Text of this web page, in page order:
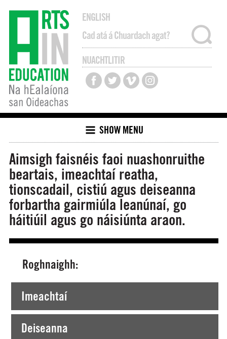
ENGLISH
NUACHTLITIR
SHOW MENU
Aimsigh faisnéis faoi nuashonruithe
beartais, imeachtaí reatha,
tionscadail, cistiú agus deiseanna
forbartha gairmiúla leanúnaí, go
háitiúil agus go náisiúnta araon.
Roghnaighh:
Imeachtaí
Deiseanna
Tá tú ag Amharc faoi láthair ar >